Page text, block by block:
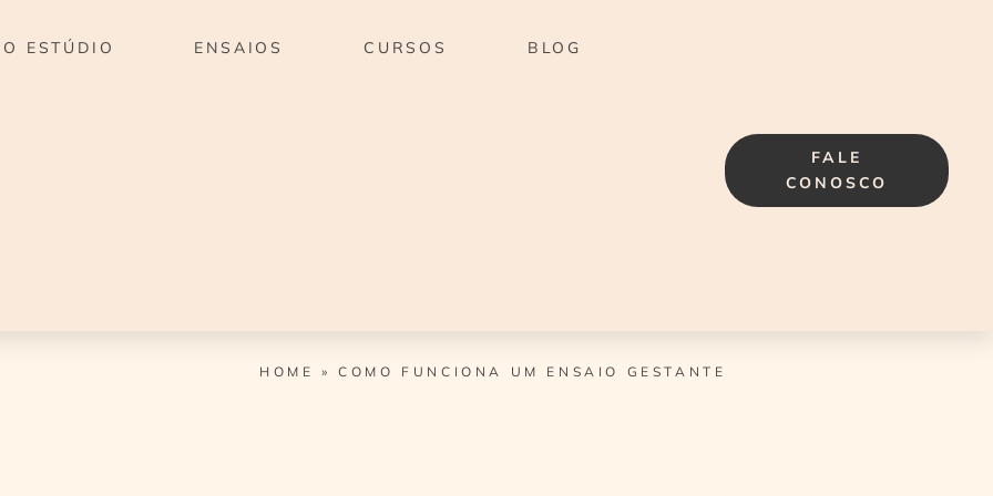
O ESTÚDIO ENSAIOS CURSOS BLOG
FALE
CONOSCO
HOME »COMO FUNCIONA UM ENSAIO GESTANTE